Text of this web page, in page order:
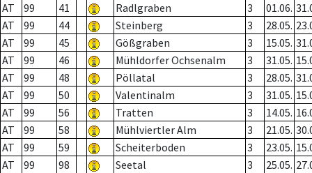
AT
99 41 Radlgraben 3 01.06.
AT
99 44 Steinberg 3 28.05.
AT
99 45 Gößgraben 3 15.05.
AT
99 46 Mühldorfer Ochsenalm 3 31.05.
AT
99 48 Pöllatal 3 28.05.
AT
99 50 Valentinalm 3 31.05.
AT
99 56 Tratten 3 14.05.
AT
99 58 Mühlviertler Alm 3 21.05.
AT
99 59 Scheiterboden 3 23.05.
AT
99 98 Seetal 3 25.05.